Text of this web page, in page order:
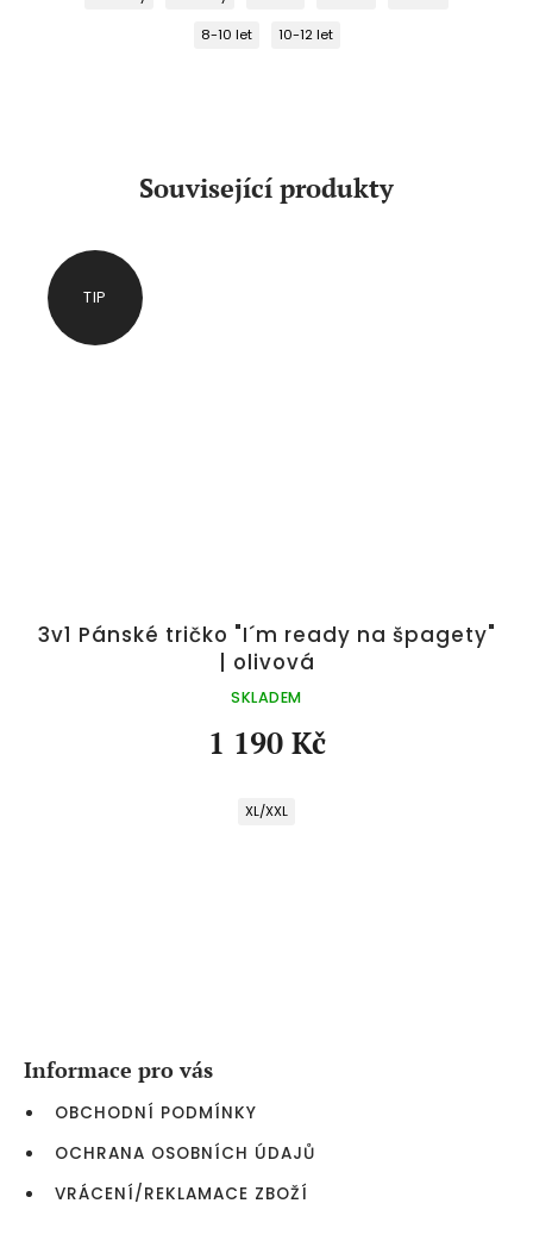
8-10 let 10-12 let
Související produkty
TIP
3v1 Pánské tričko "I´m ready na špagety"
| olivová
SKLADEM
1 190 Kč
XL/XXL
Informace pro vás
OBCHODNÍ PODMÍNKY
OCHRANA OSOBNÍCH ÚDAJŮ
VRÁCENÍ/REKLAMACE ZBOŽÍ